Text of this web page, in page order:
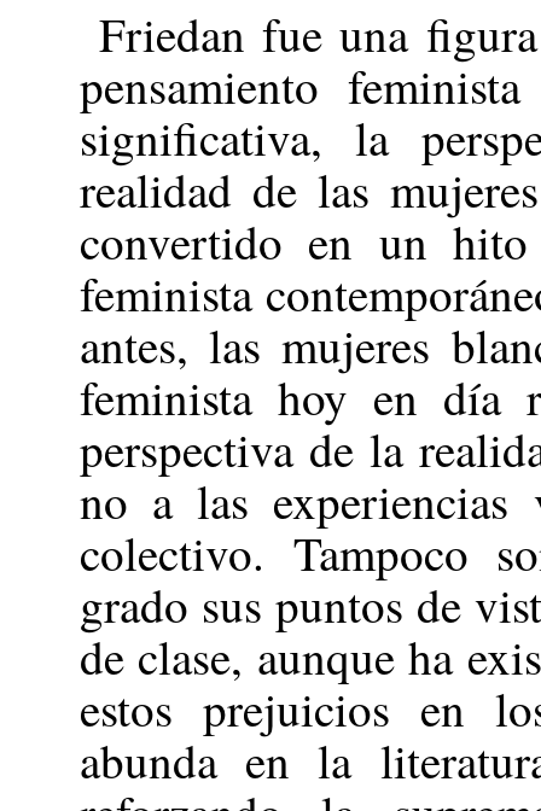
Friedan fue una
pensamiento
significativa, la
realidad de las
convertido en un
feminista
antes, las mujeres
feminista hoy en día
perspectiva de la
no a las experiencias
colectivo. Tampoco
grado sus puntos de
de clase, aunque ha
estos prejuicios en
abunda en la